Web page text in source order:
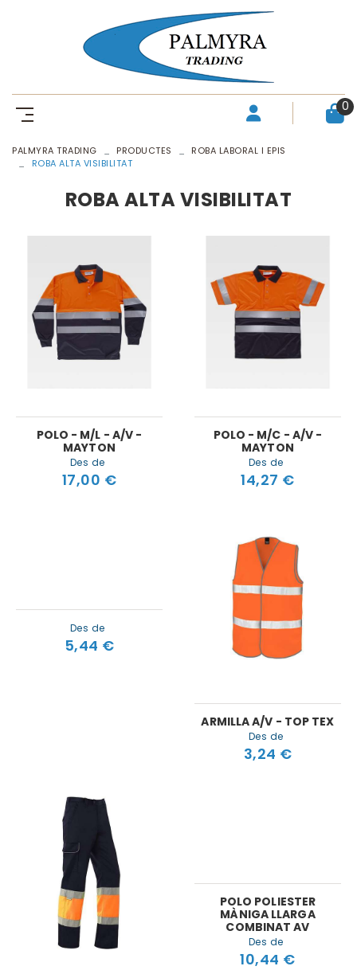
0
PALMYRA TRADING PRODUCTES
ROBA LABORAL I EPIS
ROBA ALTA VISIBILITAT
ROBA ALTA VISIBILITAT
POLO - M/L - A/V -
MAYTON
Des de
17,00 €
POLO - M/C - A/V -
MAYTON
Des de
14,27 €
Des de
5,44 €
ARMILLA A/V - TOP TEX
Des de
3,24 €
POLO POLIESTER
MÀNIGA LLARGA
COMBINAT AV
Des de
10,44 €